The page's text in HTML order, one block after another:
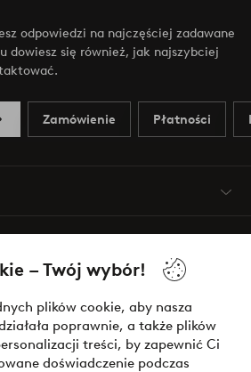
– Twój wybór!
plików cookie, aby nasza
poprawnie, a także plików
treści, by zapewnić Ci
doświadczenie podczas
odpowiedzi na najczęściej zadawane
dowiesz się również, jak najszybciej
Zamówienie Płatności